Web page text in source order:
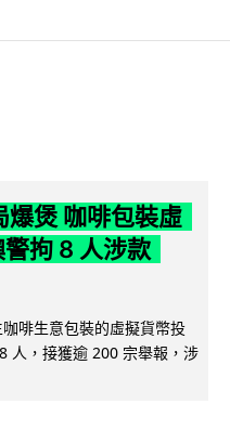
煲 咖啡包裝虛
拘 8 人涉款
啡生意包裝的虛擬貨幣投
人，接獲逾 200 宗舉報，涉